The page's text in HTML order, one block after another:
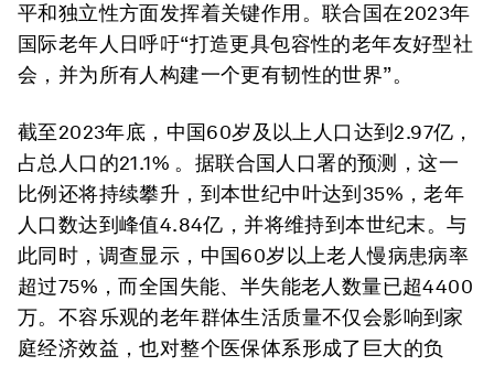
平和独立性方面发挥着关键作用。联合国在2023年
国际老年人日呼吁“打造更具包容性的老年友好型社
会，并为所有人构建一个更有韧性的世界”。
截至2023年底，中国60岁及以上人口达到2.97亿，
占总人口的21.1% 。据联合国人口署的预测，这一
比例还将持续攀升，到本世纪中叶达到35%，老年
人口数达到峰值4.84亿，并将维持到本世纪末。与
此同时，调查显示，中国60岁以上老人慢病患病率
超过75%，而全国失能、半失能老人数量已超4400
万。不容乐观的老年群体生活质量不仅会影响到家
庭经济效益，也对整个医保体系形成了巨大的负